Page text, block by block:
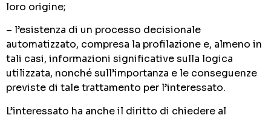
loro origine;
– l’esistenza di un processo decisionale
automatizzato, compresa la profilazione e, almeno in
tali casi, informazioni significative sulla logica
utilizzata, nonché sull’importanza e le conseguenze
previste di tale trattamento per l’interessato.
L’interessato ha anche il diritto di chiedere al